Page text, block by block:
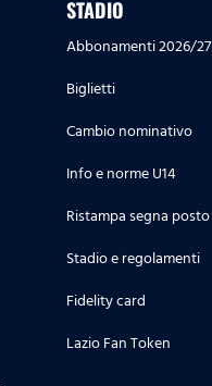
STADIO
Abbonamenti 2026/27
Biglietti
Cambio nominativo
Info e norme U14
Ristampa segna posto
Stadio e regolamenti
Fidelity card
Lazio Fan Token